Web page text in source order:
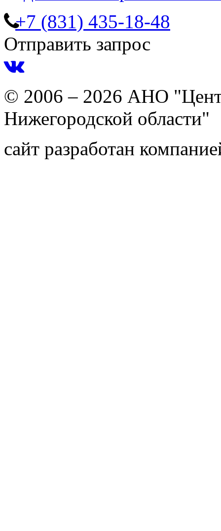
+7 (831) 435-18-48
Отправить запрос
© 2006 – 2026 АНО
Нижегородской области"
сайт разработан